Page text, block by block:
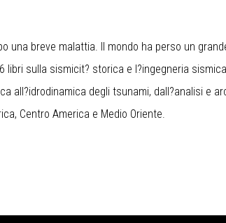
una breve malattia. Il mondo ha perso un
libri sulla sismicit? storica e l?ingegneria
all?idrodinamica degli tsunami, dall?analisi e
Centro America e Medio Oriente.